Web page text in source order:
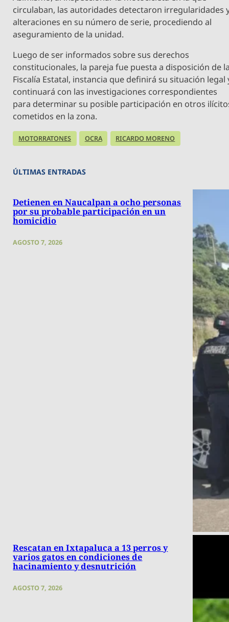
circulaban, las autoridades detectaron irregularidades
alteraciones en su número de serie, procediendo al
aseguramiento de la unidad.
Luego de ser informados sobre sus derechos
constitucionales, la pareja fue puesta a disposición de
Fiscalía Estatal, instancia que definirá su situación legal
continuará con las investigaciones correspondientes
para determinar su posible participación en otros
cometidos en la zona.
MOTORRATONES OCRA RICARDO MORENO
ÚLTIMAS ENTRADAS
Detienen en Naucalpan a ocho personas
por su probable participación en un
homicidio
AGOSTO 7, 2026
Rescatan en Ixtapaluca a 13 perros y
varios gatos en condiciones de
hacinamiento y desnutrición
AGOSTO 7, 2026